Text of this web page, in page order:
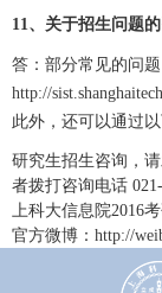
11、关于招生问题
答：部分常见的问
http://
此外，还可以通过以
研究生招生咨询，请
者拨打咨询电话 021-
上科大信息院2016
官方微博： http://